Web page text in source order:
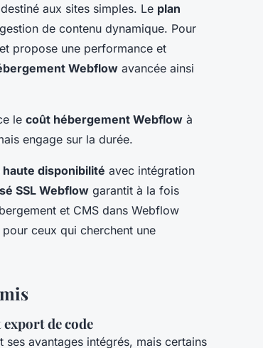
aux sites simples. Le plan
de contenu dynamique. Pour
propose une performance et
Webflow avancée ainsi
le coût hébergement Webflow à
engage sur la durée.
disponibilité avec intégration
SSL Webflow garantit à la fois
et CMS dans Webflow
ceux qui cherchent une
de code
avantages intégrés, mais certains